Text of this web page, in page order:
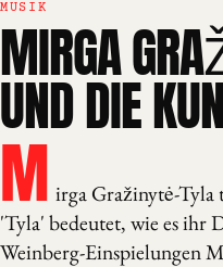
MUSIK
MIRGA
UND DIE
M irga Gražinytė-Tyla
'Tyla' bedeutet, wie es ihr
Weinberg-Einspielungen